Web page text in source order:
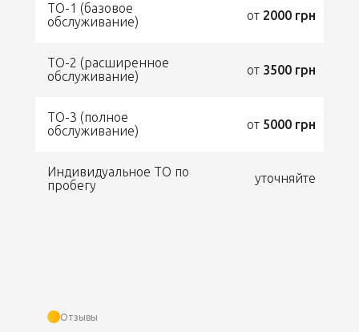
ТО-1 (базовое
обслуживание)
от 2000 грн
ТО-2 (расширенное
обслуживание)
от 3500 грн
ТО-3 (полное
обслуживание)
от 5000 грн
Индивидуальное ТО по
пробегу
уточняйте
Отзывы